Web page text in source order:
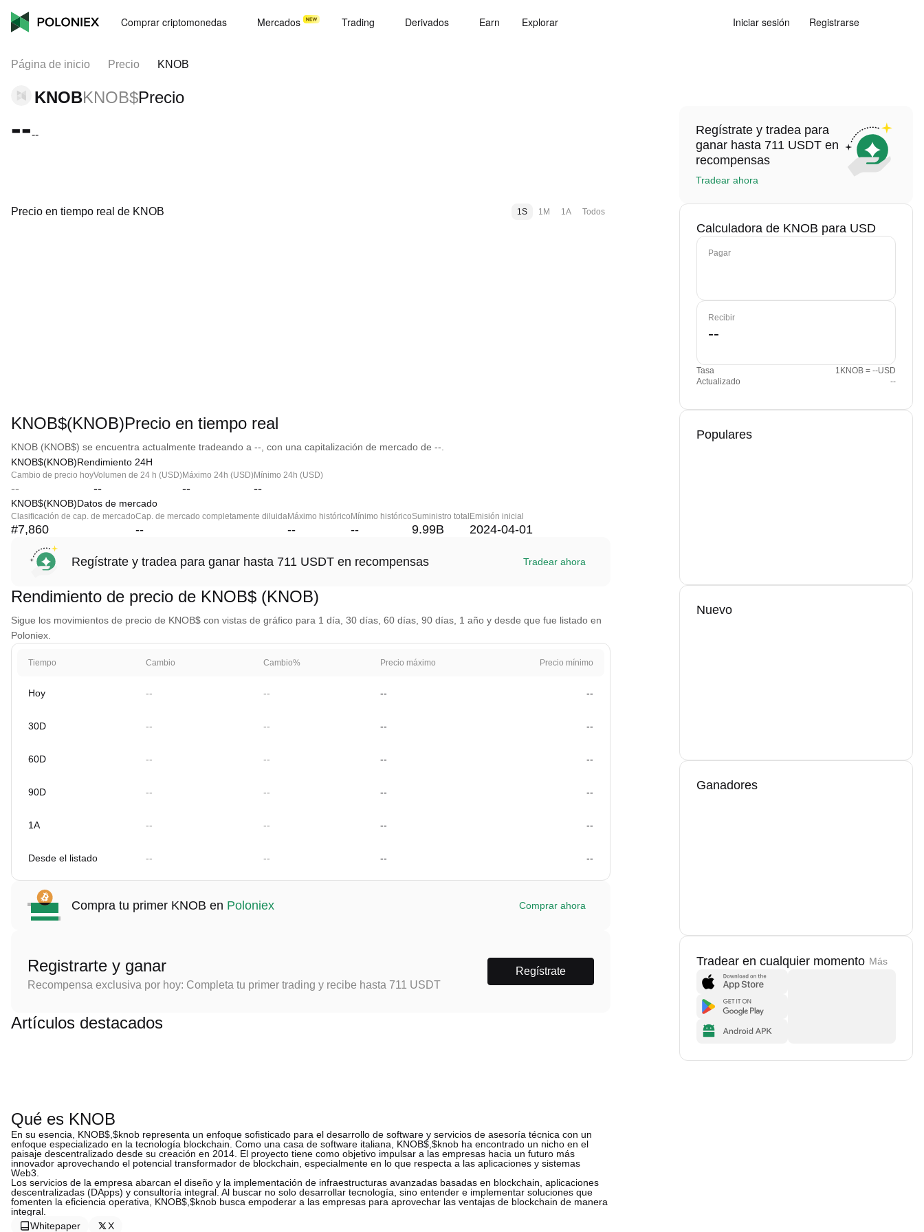
Comprar criptomonedas Mercados Trading Derivados Earn Explorar Iniciar sesión Registrarse
Página de inicio Precio KNOB
KNOBKNOB$Precio
----
Precio en tiempo real de KNOB 1S 1M 1A Todos
KNOB$(KNOB)Precio en tiempo real
KNOB (KNOB$) se encuentra actualmente tradeando a --, con una capitalización de mercado de --.
KNOB$(KNOB)Rendimiento 24H
Cambio de precio hoy
--
Volumen de 24 h (USD)
--
Máximo 24h (USD)
--
Mínimo 24h (USD)
--
KNOB$(KNOB)Datos de mercado
Clasificación de cap. de mercado
#7,860
Cap. de mercado completamente diluida
--
Máximo histórico
--
Mínimo histórico
--
Suministro total
9.99B
Emisión inicial
2024-04-01
Regístrate y tradea para ganar hasta 711 USDT en recompensas Tradear ahora
Rendimiento de precio de KNOB$ (KNOB)
Sigue los movimientos de precio de KNOB$ con vistas de gráfico para 1 día, 30 días, 60 días, 90 días, 1 año y desde que fue listado en
Poloniex.
Tiempo Cambio Cambio% Precio máximo Precio mínimo
Hoy -- -- -- --
30D -- -- -- --
60D -- -- -- --
90D -- -- -- --
1A -- -- -- --
Desde el listado -- -- -- --
Compra tu primer KNOB en Poloniex Comprar ahora
Registrarte y ganar
Recompensa exclusiva por hoy: Completa tu primer trading y recibe hasta 711 USDT
Regístrate
Artículos destacados
Qué es KNOB
En su esencia, KNOB$,$knob representa un enfoque sofisticado para el desarrollo de software y servicios de asesoría técnica con un
enfoque especializado en la tecnología blockchain. Como una casa de software italiana, KNOB$,$knob ha encontrado un nicho en el
paisaje descentralizado desde su creación en 2014. El proyecto tiene como objetivo impulsar a las empresas hacia un futuro más
innovador aprovechando el potencial transformador de blockchain, especialmente en lo que respecta a las aplicaciones y sistemas
Web3.
Los servicios de la empresa abarcan el diseño y la implementación de infraestructuras avanzadas basadas en blockchain, aplicaciones
descentralizadas (DApps) y consultoría integral. Al buscar no solo desarrollar tecnología, sino entender e implementar soluciones que
fomenten la eficiencia operativa, KNOB$,$knob busca empoderar a las empresas para aprovechar las ventajas de blockchain de manera
integral.
Whitepaper
X
Regístrate y tradea para
ganar hasta 711 USDT en
recompensas
Tradear ahora
Calculadora de KNOB para USD
Pagar
Recibir
Tasa
1KNOB = --USD
Actualizado
--
Populares
Nuevo
Ganadores
Tradear en cualquier momento Más